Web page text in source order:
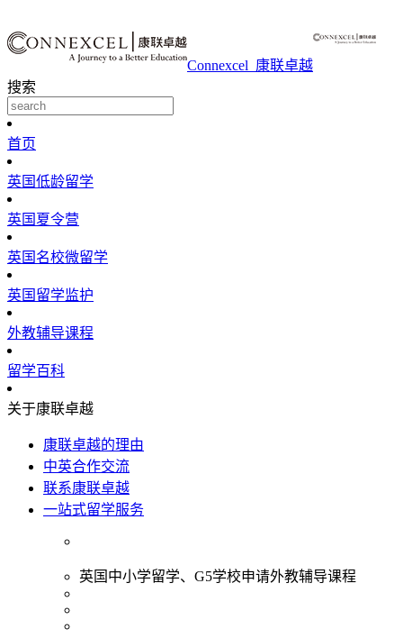
Connexcel_康联卓越
搜索
首页
英国低龄留学
英国夏令营
英国名校微留学
英国留学监护
外教辅导课程
留学百科
关于康联卓越
康联卓越的理由
中英合作交流
联系康联卓越
一站式留学服务
英国中小学留学、G5学校申请外教辅导课程